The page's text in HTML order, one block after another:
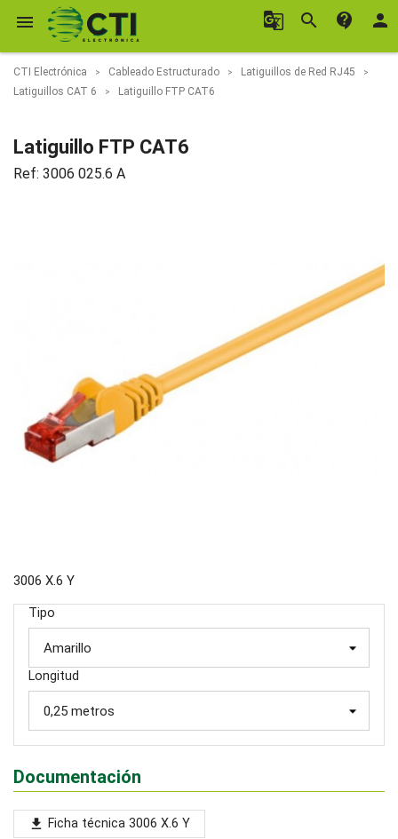
 g_translate search contact_support person
CTI Electrónica Cableado Estructurado
Latiguillos de Red RJ45
Latiguillos CAT 6
Latiguillo FTP CAT6
Latiguillo FTP CAT6
Ref: 3006 025.6 A
3006 X.6 Y
Tipo
Longitud
Documentación
file_download Ficha técnica 3006 X.6 Y